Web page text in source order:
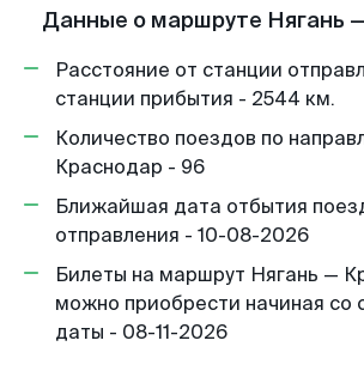
Данные о маршруте Нягань
Расстояние от станции
станции прибытия - 2544 км.
Количество поездов по
Краснодар - 96
Ближайшая дата отбытия
отправления - 10-08-2026
Билеты на маршрут Нягань —
можно приобрести начиная со
даты - 08-11-2026